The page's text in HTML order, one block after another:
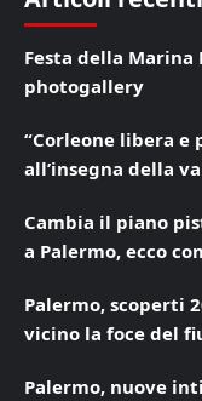
Festa della
photogallery
“Corleone libera e
all’insegna della
Cambia il piano
a Palermo, ecco
Palermo, scoperti
vicino la foce del
Palermo, nuove